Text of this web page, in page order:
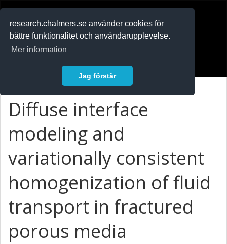
research.chalmers.se använder cookies för
bättre funktionalitet och användarupplevelse.
Mer information
Jag förstår
Diffuse interface
modeling and
variationally consistent
homogenization of fluid
transport in fractured
porous media